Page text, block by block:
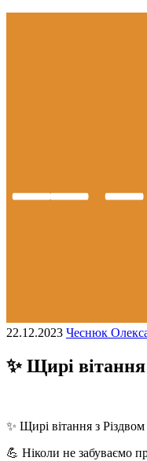
22.12.2023 Чеснюк
✨ Щирі
✨ Щирі вітання з
💪 Ніколи не забуваємо